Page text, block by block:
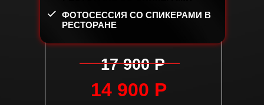
17 900 Р
14 900 Р
ФОТОСЕССИЯ СО СПИКЕРАМИ В
РЕСТОРАНЕ